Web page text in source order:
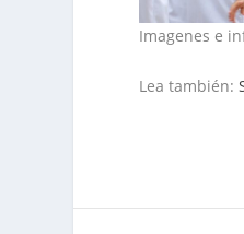
Imagenes e
Lea también: